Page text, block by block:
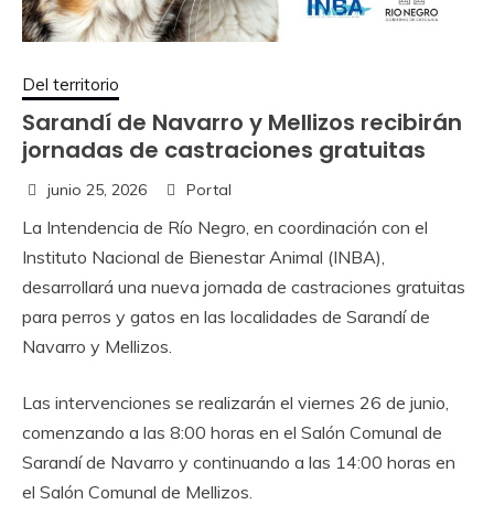
Del territorio
Sarandí de Navarro y Mellizos recibirán
jornadas de castraciones gratuitas
junio 25, 2026 Portal
La Intendencia de Río Negro, en coordinación con el
Instituto Nacional de Bienestar Animal (INBA),
desarrollará una nueva jornada de castraciones gratuitas
para perros y gatos en las localidades de Sarandí de
Navarro y Mellizos.
Las intervenciones se realizarán el viernes 26 de junio,
comenzando a las 8:00 horas en el Salón Comunal de
Sarandí de Navarro y continuando a las 14:00 horas en
el Salón Comunal de Mellizos.